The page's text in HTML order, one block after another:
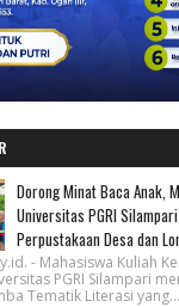
Dorong Minat Baca Anak,
Universitas PGRI
Perpustakaan Desa dan
- Mahasiswa Kuliah
PGRI Silampari
Tematik Literasi yang...